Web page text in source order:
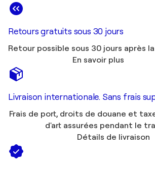
Retours gratuits sous 30 jours
Retour possible sous 30 jours après
En savoir plus
Livraison internationale. Sans frais
Frais de port, droits de douane et
d'art assurées pendant le
Détails de livraison